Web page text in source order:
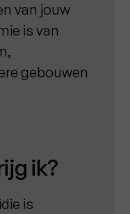
van jouw
is van
gebouwen
ik?
is